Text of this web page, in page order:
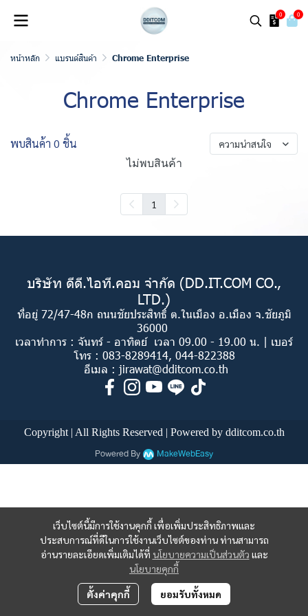
0 0
หน้าหลัก แบรนด์สินค้า Chrome Enterprise
Chrome Enterprise
พบสินค้า 0 ชิ้น ความน่าสนใจ
ไม่พบสินค้า
1
เว็บไซต์นี้มีการใช้งานคุกกี้ เพื่อเพิ่มประสิทธิภาพและ
ประสบการณ์ที่ดีในการใช้งานเว็บไซต์ของท่าน ท่านสามารถ
อ่านรายละเอียดเพิ่มเติมได้ที่ นโยบายความเป็นส่วนตัว และ
นโยบายคุกกี้
ตั้งค่าคุกกี้ ยอมรับทั้งหมด
บริษัท ดีดี.ไอที.คอม จำกัด (DD.IT.COM CO.,
LTD.)
ที่อยู่ 72/47-48ก ถนนชัยประสิทธิ์ ต.ในเมือง อ.เมือง จ.ชัยภูมิ
36000
เวลาทำการ : จันทร์ - อาทิตย์ เวลา 09.00 - 19.00 น. | เบอร์
โทร : 083-8289414, 044-822388
อีเมล : jirawat@dditcom.co.th
Copyright | All Rights Reserved | Powered by dditcom.co.th
Powered By MakeWebEasy